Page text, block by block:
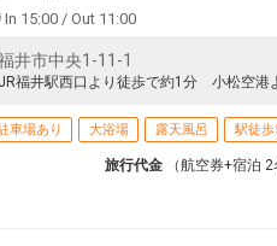
In 15:00 / Out 11:00
井市中央1-11-1
福井駅西口より徒歩で約1分 小松空港
車場あり 大浴場 露天風呂 駅徒歩
旅行代金 （航空券+宿泊